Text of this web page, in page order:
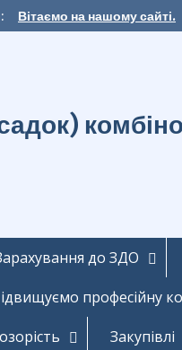
Вітаємо на нашому сайті.
до ЗДО
професійну
Закупівлі